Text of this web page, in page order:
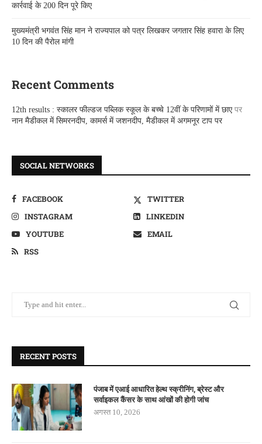
कार्रवाई के 200 दिन पूरे किए
मुख्यमंत्री भगवंत सिंह मान ने राज्यपाल को पत्र लिखकर जगतार सिंह हवारा के लिए
10 दिन की पैरोल मांगी
Recent Comments
12th results : स्कालर फील्डज पब्लिक स्कूल के बच्चे 12वीं के परिणामों में छाएपर
नान मैडीकल में सिमरनदीप, कामर्स में जशनदीप, मैडीकल में अगमनूर टाप पर
SOCIAL NETWORKS
FACEBOOK
TWITTER
INSTAGRAM
LINKEDIN
YOUTUBE
EMAIL
RSS
RECENT POSTS
पंजाब में एआई आधारित हेल्थ स्क्रीनिंग, ब्रेस्ट और
सर्वाइकल कैंसर के साथ आंखों की होगी जांच
अगस्त 10, 2026